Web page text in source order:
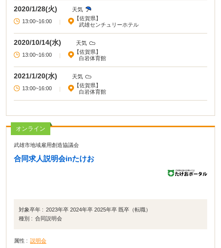
2020/1/28(火)
天気
13:00~16:00
|
【佐賀県】
武雄センチュリーホテル
2020/10/14(水)
天気
13:00~16:00
|
【佐賀県】
白岩体育館
2021/1/20(水)
天気
13:00~16:00
|
【佐賀県】
白岩体育館
オンライン
武雄市地域雇用創造協議会
合同求人説明会inたけお
対象卒年 : 2023年卒 2024年卒 2025年卒 既卒（転職）
種別 : 合同説明会
属性 : 説明会